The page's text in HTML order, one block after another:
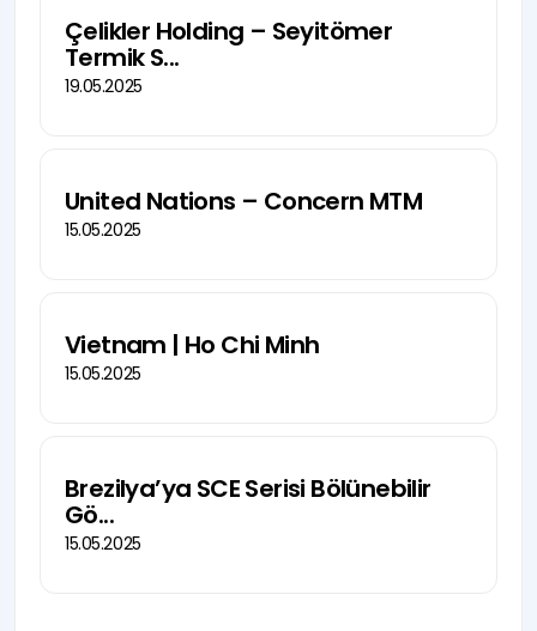
Çelikler Holding – Seyitömer
Termik S...
19.05.2025
United Nations – Concern MTM
15.05.2025
Vietnam | Ho Chi Minh
15.05.2025
Brezilya’ya SCE Serisi Bölünebilir
Gö...
15.05.2025